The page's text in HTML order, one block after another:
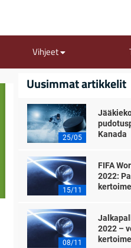
Vihjeet
Uusimmat artikkelit
25/05
Kanada
15/11
FIFA
2022:
08/11
2022 –